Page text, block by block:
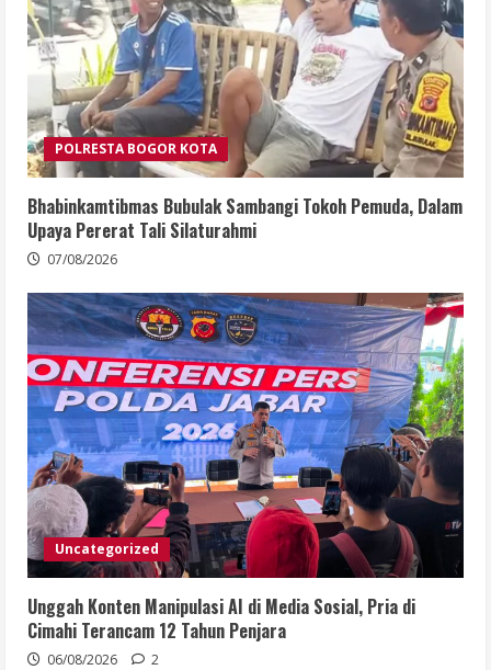
POLRESTA BOGOR KOTA
Bhabinkamtibmas Bubulak Sambangi Tokoh Pemuda, Dalam
Upaya Pererat Tali Silaturahmi
07/08/2026
Uncategorized
Unggah Konten Manipulasi AI di Media Sosial, Pria di
Cimahi Terancam 12 Tahun Penjara
06/08/2026 2